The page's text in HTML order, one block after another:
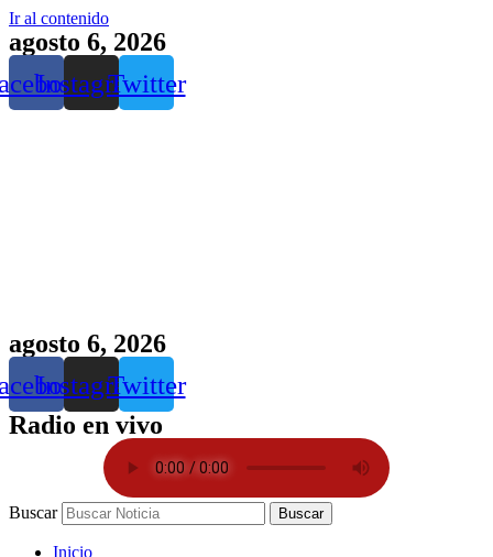
Ir al contenido
agosto 6, 2026
InstagramTwitter
agosto 6, 2026
InstagramTwitter
Radio en vivo
Buscar Buscar
Inicio